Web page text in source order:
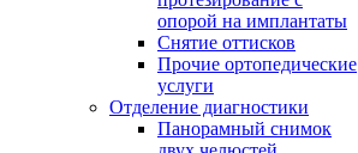
опорой на имплантаты
Снятие оттисков
Прочие ортопедические
услуги
Отделение диагностики
Панорамный снимок